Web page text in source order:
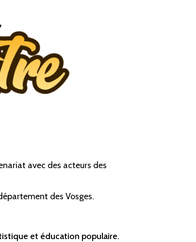
avec des acteurs des
des Vosges.
et éducation populaire.